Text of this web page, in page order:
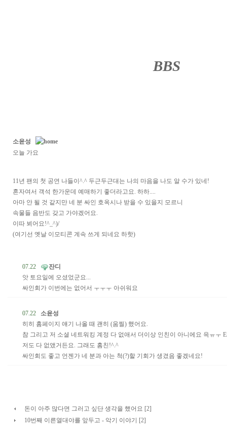
BBS
소윤성
오늘 가요
11년 팬의 첫 공연 나들이^.^ 두근두근대는 나의 마음을 나도 알 수가 있네!
혼자여서 객석 한가운데 예매하기 좋더라고요. 하하....
아마 안 될 것 같지만 네 분 싸인 호옥시나 받을 수 있을지 모르니
속물들 음반도 갖고 가야겠어요.
이따 뵈어요!^_^)/
(여기선 옛날 이모티콘 계속 쓰게 되네요 하핫)
07.22
잔디
앗 토요일에 오셨었군요...
싸인회가 이번에는 없어서 ㅜㅜㅜ 아쉬워요
07.22
소윤성
히히 홈페이지 얘기 나올 때 괜히 (움찔) 했어요.
참 그리고 저 소셜 네트워킹 계정 다 없애서 더이상 인친이 아니에요 윽ㅠㅜ
저도 다 없앴거든요. 그래도 홈친!^.^
싸인회도 좋고 언젠가 네 분과 아는 척(?)할 기회가 생겼음 좋겠네요!
돈이 아주 많다면 그러고 싶단 생각을 했어요 [2]
10번째 이른열대야를 앞두고 - 악기 이야기 [2]